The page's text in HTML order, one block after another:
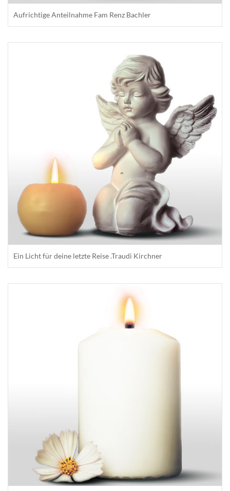
Aufrichtige Anteilnahme Fam Renz Bachler
Ein Licht für deine letzte Reise .Traudi Kirchner